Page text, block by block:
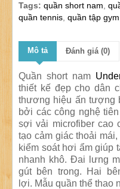
Tags: quần short nam
quần tennis quần tập gym
Mô tả Đánh giá (0)
Quần short nam
thiết kế đẹp cho dân
thương hiệu ấn tượng
bởi các công nghệ
sợi vải microfiber cao
tạo cảm giác thoải
kiểm soát hơi ẩm giúp
nhanh khô. Đai lưng
gút bên trong. Hai
lợi. Mẫu quần thể thao